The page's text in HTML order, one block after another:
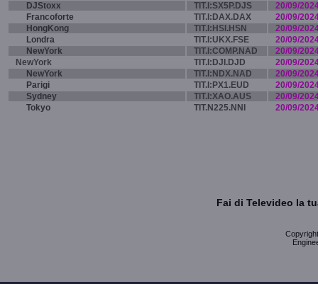
DJStoxx
TIT.I:SX5P.DJS
20/09/
Francoforte
TIT.I:DAX.DAX
20/09/
HongKong
TIT.I:HSI.HSN
20/09/
Londra
TIT.I:UKX.FSE
20/09/
NewYork
TIT.I:COMP.NAD
20/09/
NewYork
TIT.I:DJI.DJD
20/09/
NewYork
TIT.I:NDX.NAD
20/09/
Parigi
TIT.I:PX1.EUD
20/09/
Sydney
TIT.I:XAO.AUS
20/09/
Tokyo
TIT.N225.NNI 20/09/
Fai di Televideo la